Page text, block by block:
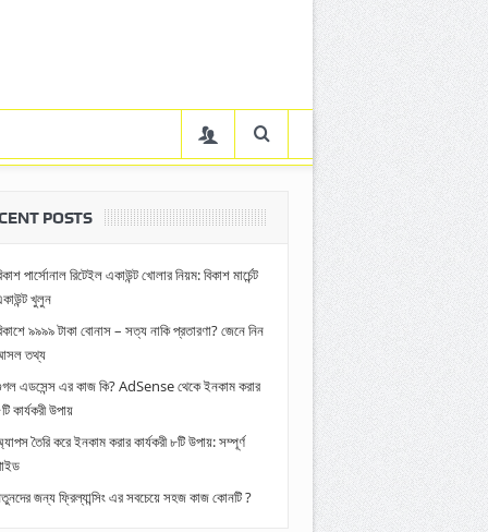
POSTS
পার্সোনাল রিটেইল একাউন্ট খোলার নিয়ম: বিকাশ মার্চেন্ট
খুলুন
৯৯৯৯ টাকা বোনাস – সত্য নাকি প্রতারণা? জেনে নিন
তথ্য
এডসেন্স এর কাজ কি? AdSense থেকে ইনকাম করার
কার্যকরী উপায়
তৈরি করে ইনকাম করার কার্যকরী ৮টি উপায়: সম্পূর্ণ
জন্য ফ্রিল্যান্সিং এর সবচেয়ে সহজ কাজ কোনটি ?